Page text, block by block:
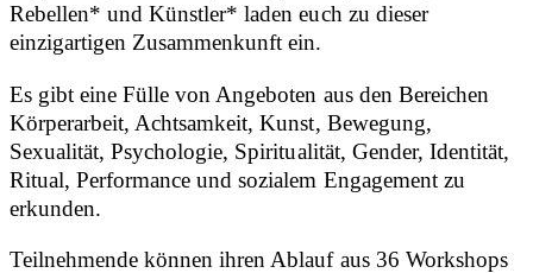
Rebellen* und Künstler* laden euch zu dieser
einzigartigen Zusammenkunft ein.
Es gibt eine Fülle von Angeboten aus den Bereichen
Körperarbeit, Achtsamkeit, Kunst, Bewegung,
Sexualität, Psychologie, Spiritualität, Gender, Identität,
Ritual, Performance und sozialem Engagement zu
erkunden.
Teilnehmende können ihren Ablauf aus 36 Workshops